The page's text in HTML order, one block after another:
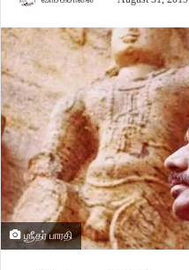
ஶ்ரீதர் பாரதி